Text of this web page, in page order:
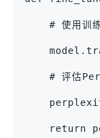
# 使用训
# 评估
return